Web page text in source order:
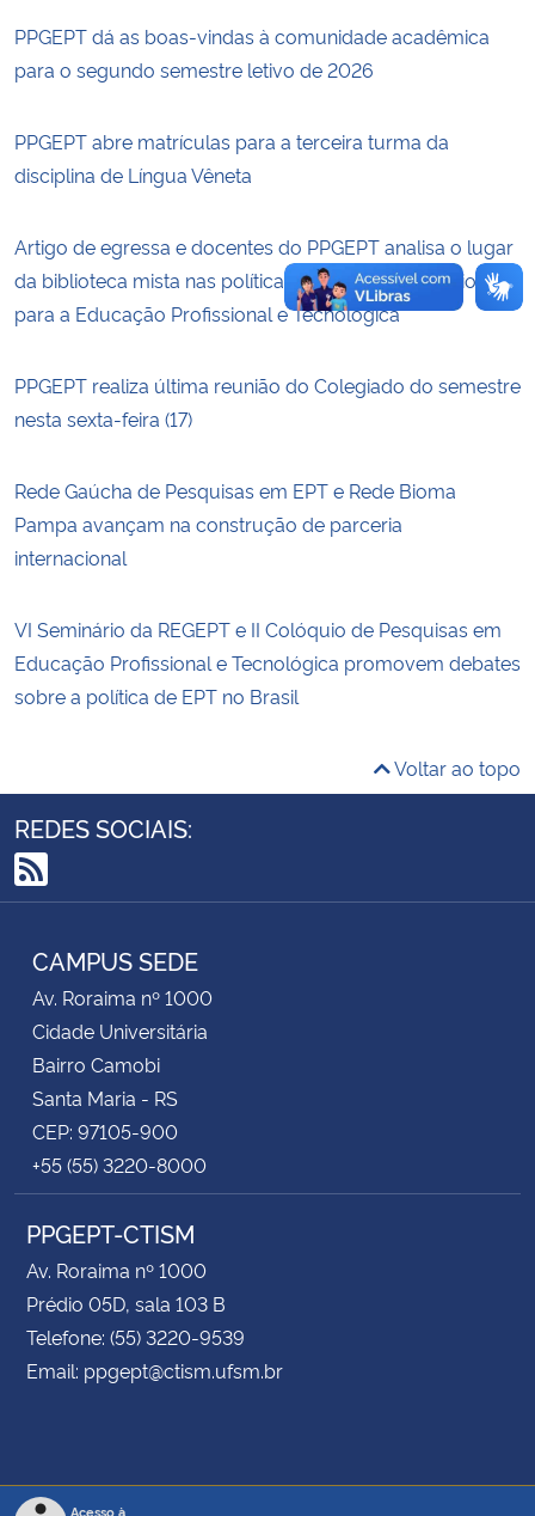
Secretaria de Governo
Advocacia-Geral da União
Planalto
PPGEPT dá as boas-vindas à comunidade acadêmica
para o segundo semestre letivo de 2026
PPGEPT abre matrículas para a terceira turma da
disciplina de Língua Vêneta
Artigo de egressa e docentes do PPGEPT analisa o lugar
da biblioteca mista nas políticas públicas e educacionais
para a Educação Profissional e Tecnológica
PPGEPT realiza última reunião do Colegiado do semestre
nesta sexta-feira (17)
Rede Gaúcha de Pesquisas em EPT e Rede Bioma
Pampa avançam na construção de parceria
internacional
VI Seminário da REGEPT e II Colóquio de Pesquisas em
Educação Profissional e Tecnológica promovem debates
sobre a política de EPT no Brasil
Voltar ao topo
REDES SOCIAIS:
RSS
CAMPUS SEDE
Av. Roraima nº 1000
Cidade Universitária
Bairro Camobi
Santa Maria - RS
CEP: 97105-900
+55 (55) 3220-8000
PPGEPT-CTISM
Av. Roraima nº 1000
Prédio 05D, sala 103 B
Telefone: (55) 3220-9539
Email: ppgept@ctism.ufsm.br
Acesso à